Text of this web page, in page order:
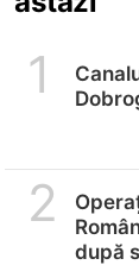
1
2
după